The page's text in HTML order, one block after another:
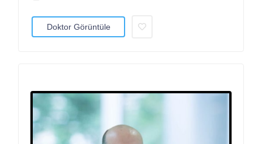
Doktor Görüntüle